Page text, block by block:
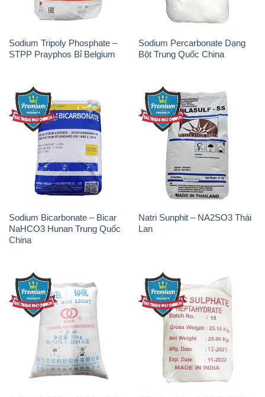
Sodium Tripoly Phosphate –
STPP Prayphos Bỉ Belgium
Sodium Percarbonate Dạng
Bột Trung Quốc China
Sodium Bicarbonate – Bicar
NaHCO3 Hunan Trung Quốc
China
Natri Sunphit – NA2SO3 Thái
Lan